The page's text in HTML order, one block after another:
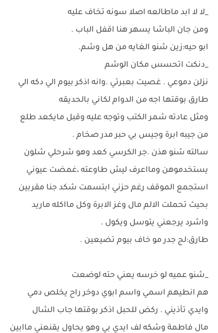
_لا لا ابد ماطالعه اصلا سونه تخاف عليه
ومن جان الباشا يسهر هنا اقفل الباب .
ابو حيه:زين شنو الغايه من هل وشم.
_دنكت اتحسس مكان الوشم
نزلن دموعي . غصيت بعبرتي .وانه اذكر بيوم الي دكه الي
طارق بوقتها اجه من الدوام لكاني بالحديقه
ومثل عادته شمر الكتب وتوجه عليه وقبل مايكعد طلع
من جيبه ابرة وجيس بي حبر مدر صخام .
سالته شنو هذن .جر الكرسي كعد وهو شرحلي شلون
يستخدموهن ومااعرف ليش طاوعته ،غمضت عيوني
استجمع الموقف رغم حزني ابتسمت شكد جنا مقربين
بحيث تحملت الالم مال وغز الابرة وكل مااكله ماريد
واشرد يرجعني يتوسل ويكول .
طارق:لج جدر مو خاف بيوم تضيعين .
_شنو عميه لو خرسه يعني حته لوضعت
هم انطيهم اسمي واسم ابوي دوخر راح يخلص دمي
وايدي تأذيني . ركض للحبل اذكر بوقتها جاب الشال
مال فاطمة وشكه لف ايدي بي وهو يحاول يقنعني ماابين